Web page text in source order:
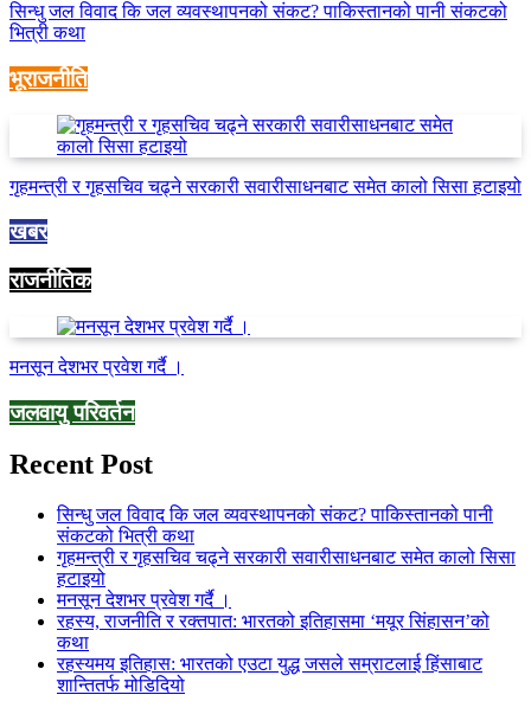
सिन्धु जल विवाद कि जल व्यवस्थापनको संकट? पाकिस्तानको पानी संकटको
भित्री कथा
भूराजनीति
गृहमन्त्री र गृहसचिव चढ्ने सरकारी सवारीसाधनबाट समेत कालो सिसा हटाइयो
खबर
राजनीतिक
मनसून देशभर प्रवेश गर्दै ।
जलवायु परिवर्तन
Recent Post
सिन्धु जल विवाद कि जल व्यवस्थापनको संकट? पाकिस्तानको पानी
संकटको भित्री कथा
गृहमन्त्री र गृहसचिव चढ्ने सरकारी सवारीसाधनबाट समेत कालो सिसा
हटाइयो
मनसून देशभर प्रवेश गर्दै ।
रहस्य, राजनीति र रक्तपात: भारतको इतिहासमा ‘मयूर सिंहासन’को
कथा
रहस्यमय इतिहास: भारतको एउटा युद्ध जसले सम्राटलाई हिंसाबाट
शान्तितर्फ मोडिदियो